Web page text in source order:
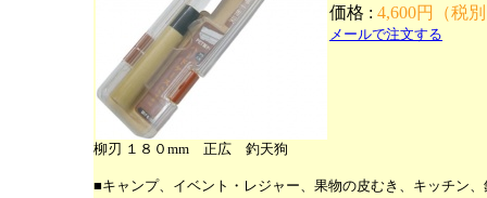
価格 : 4,600円（税
メールで注文する
柳刃 １８０mm 正広 釣天狗
■キャンプ、イベント・レジャー、果物の皮むき、キッチン